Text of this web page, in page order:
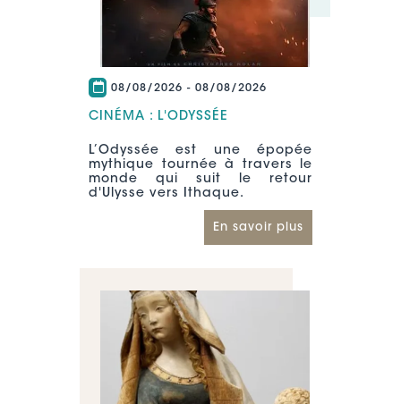
08/08/2026 - 08/08/2026
CINÉMA : L'ODYSSÉE
L’Odyssée est une épopée
mythique tournée à travers le
monde qui suit le retour
d'Ulysse vers Ithaque.
En savoir plus